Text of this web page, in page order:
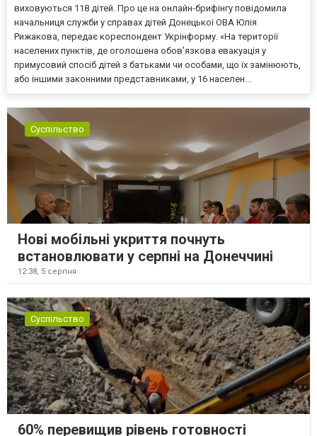
виховуються 118 дітей. Про це на онлайн-брифінгу повідомила
начальниця служби у справах дітей Донецької ОВА Юлія
Рижакова, передає кореспондент Укрінформу. «На території
населених пунктів, де оголошена обов’язкова евакуація у
примусовий спосіб дітей з батьками чи особами, що їх замінюють,
або іншими законними представниками, у 16 населен...
Суспільство
Нові мобільні укриття почнуть
встановлювати у серпні на Донеччині
12:38, 5 серпня
Суспільство
60% перевищив рівень готовності